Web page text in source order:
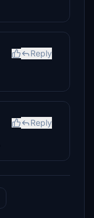
Reply
Reply